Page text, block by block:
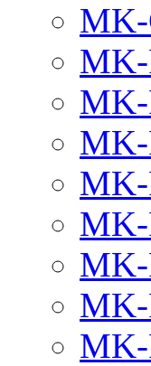
MK-
MK-
MK-
MK-
MK-